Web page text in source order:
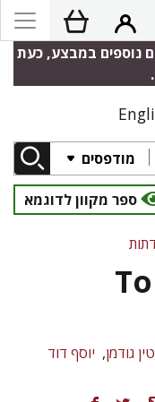
נוספים במבצע, כעת
מודפסים
ספר מקוון לדוגמא
דתות
גודמן יוסף דוד